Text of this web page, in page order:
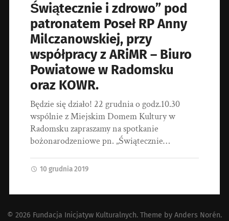
Świątecznie i zdrowo” pod
patronatem Poseł RP Anny
Milczanowskiej, przy
współpracy z ARiMR – Biuro
Powiatowe w Radomsku
oraz KOWR.
Będzie się działo! 22 grudnia o godz.10.30
wspólnie z Miejskim Domem Kultury w
Radomsku zapraszamy na spotkanie
bożonarodzeniowe pn. „Świątecznie…
10 grudnia 2019
© 2026 Fundacja Inicjatyw Kulturalnych. Theme by Anders Norén.